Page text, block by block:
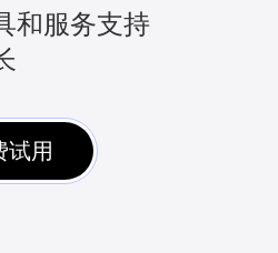
和服务支持
试用